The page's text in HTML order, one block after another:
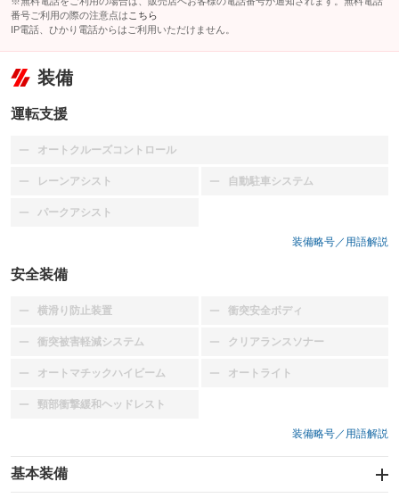
番号ご利用の際の注意点は こちら
IP電話、ひかり電話からはご利用いただけません。
装備
運転支援
オートクルーズコントロール
：装備なし
レーンアシスト
：装備なし 自動駐車システム
：装備なし
パークアシスト
：装備なし
装備略号／用語解説
安全装備
横滑り防止装置
：装備なし 衝突安全ボディ
：装備なし
衝突被害軽減システム
：装備なし クリアランスソナー
：装備なし
オートマチックハイビーム
：装備なし オートライト
：装備なし
頸部衝撃緩和ヘッドレスト
：装備なし
装備略号／用語解説
基本装備